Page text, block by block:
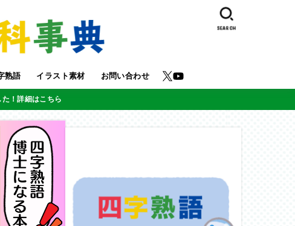
熟語 イラスト素材 お問い合わせ
SEARCH
！詳細はこちら